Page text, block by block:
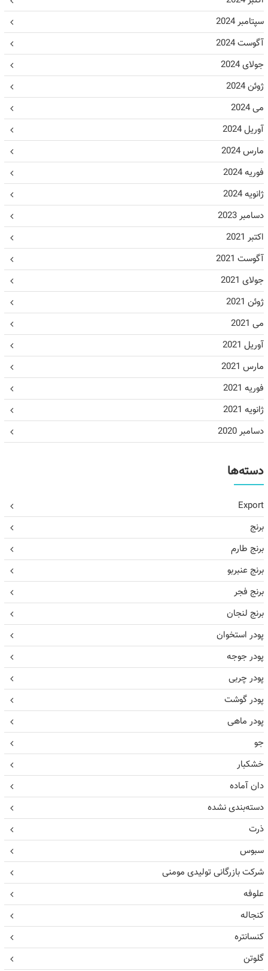
سپتامبر 2024
آگوست 2024
جولای 2024
ژوئن 2024
می 2024
آوریل 2024
مارس 2024
فوریه 2024
ژانویه 2024
دسامبر 2023
اکتبر 2021
آگوست 2021
جولای 2021
ژوئن 2021
می 2021
آوریل 2021
مارس 2021
فوریه 2021
ژانویه 2021
دسامبر 2020
دسته‌ها
Export
برنج
برنج طارم
برنج عنبربو
برنج فجر
برنج لنجان
پودر استخوان
پودر جوجه
پودر چربی
پودر گوشت
پودر ماهی
جو
خشکبار
دان آماده
دسته‌بندی نشده
ذرت
سبوس
شرکت بازرگانی تولیدی مومنی
علوفه
کنجاله
کنسانتره
گلوتن